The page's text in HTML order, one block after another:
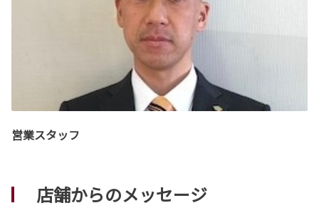
営業スタッフ
店舗からのメッセージ